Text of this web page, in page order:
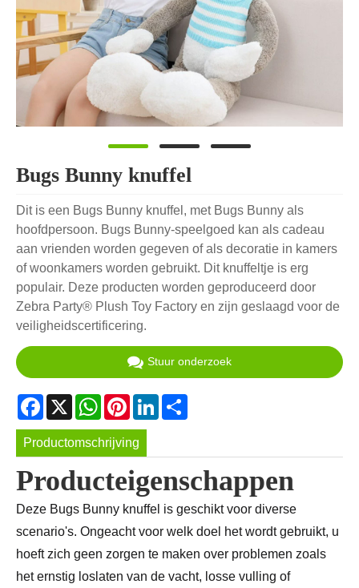
Bugs Bunny knuffel
Dit is een Bugs Bunny knuffel, met Bugs Bunny als
hoofdpersoon. Bugs Bunny-speelgoed kan als cadeau
aan vrienden worden gegeven of als decoratie in kamers
of woonkamers worden gebruikt. Dit knuffeltje is erg
populair. Deze producten worden geproduceerd door
Zebra Party® Plush Toy Factory en zijn geslaagd voor de
veiligheidscertificering.
Stuur onderzoek
Facebook
X WhatsApp
PinterestLinkedIn
Productomschrijving
Producteigenschappen
Deze Bugs Bunny knuffel is geschikt voor diverse
scenario's. Ongeacht voor welk doel het wordt gebruikt, u
hoeft zich geen zorgen te maken over problemen zoals
het ernstig loslaten van de vacht, losse vulling of